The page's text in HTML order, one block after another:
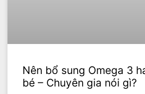
Nên bổ sung Omega 3
bé – Chuyên gia nói gì?